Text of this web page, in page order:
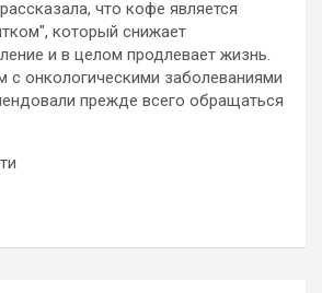
что кофе является
который снижает
и в целом продлевает жизнь.
с онкологическими заболеваниями
прежде всего обращаться